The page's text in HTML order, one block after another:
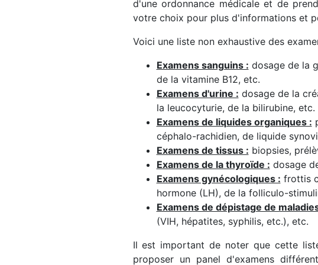
d'une ordonnance médicale et de
votre choix pour plus d'informations et
Voici une liste non exhaustive des
Examens sanguins : dosage de la
de la vitamine B12, etc.
Examens d'urine : dosage de la
la leucocyturie, de la bilirubine, etc.
Examens de liquides organiques :
céphalo-rachidien, de liquide
Examens de tissus : biopsies,
Examens de la thyroïde : dosage
Examens gynécologiques : frottis
hormone (LH), de la folliculo-
Examens de dépistage de
(VIH, hépatites, syphilis, etc.), etc.
Il est important de noter que cette
proposer un panel d'examens